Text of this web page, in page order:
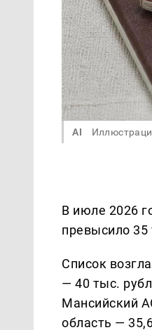
AI
В июле 2026
превысило
Список
— 40 тыс.
Мансийский
область —